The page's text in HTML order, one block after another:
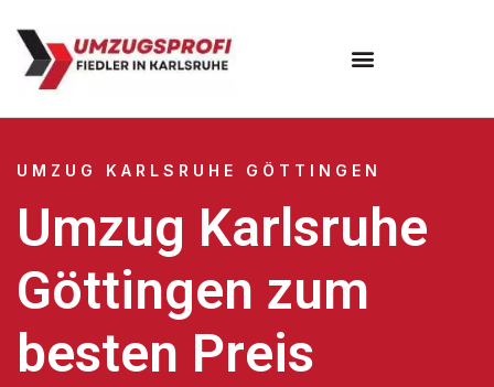
UMZUG KARLSRUHE GÖTTINGEN
Umzug Karlsruhe
Göttingen zum
besten Preis